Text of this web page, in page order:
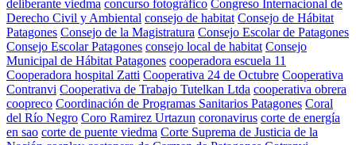
deliberante viedma concurso fotográfico Congreso Internacional de
Derecho Civil y Ambiental consejo de habitat Consejo de Hábitat
Patagones Consejo de la Magistratura Consejo Escolar de Patagones
Consejo Escolar Patagones consejo local de habitat Consejo
Municipal de Hábitat Patagones cooperadora escuela 11
Cooperadora hospital Zatti Cooperativa 24 de Octubre Cooperativa
Contranvi Cooperativa de Trabajo Tutelkan Ltda cooperativa obrera
coopreco Coordinación de Programas Sanitarios Patagones Coral
del Río Negro Coro Ramirez Urtazun coronavirus corte de energía
en sao corte de puente viedma Corte Suprema de Justicia de la